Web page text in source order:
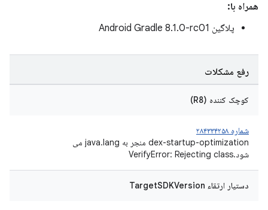
همراه با:
پلاگین Android Gradle 8.1.0-rc01
رفع مشکلات
کوچک کننده (R8)
شماره ۲۸۴۳۳۴۲۵۸
dex-startup-optimization منجر به java.lang می
شود.VerifyError: Rejecting class
دستیار ارتقاء TargetSDKVersion